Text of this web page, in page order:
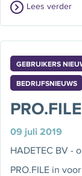
Lees verder
GEBRUIKERS
BEDRIJFSNIEUWS
09 juli 2019
HADETEC BV -
PRO.FILE in